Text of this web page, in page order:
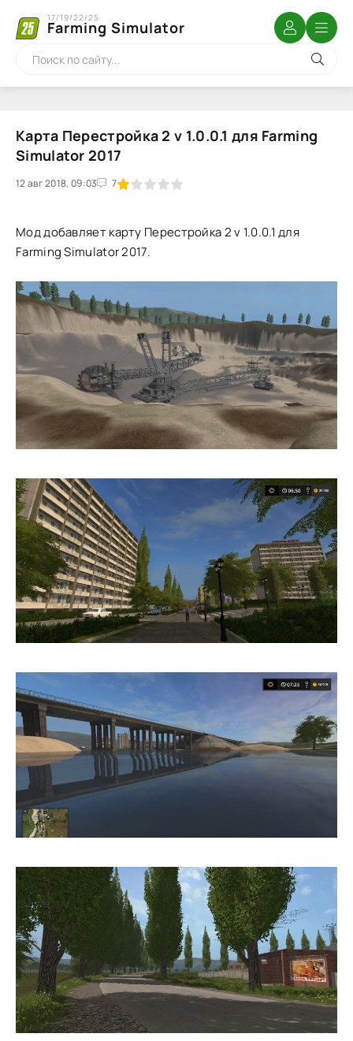
Farming Simulator
17/19/22/25
Карта Перестройка 2 v 1.0.0.1 для Farming
Simulator 2017
12 авг 2018, 09:03 7
1 2 3 4 5
Мод добавляет карту Перестройка 2 v 1.0.0.1 для
Farming Simulator 2017.